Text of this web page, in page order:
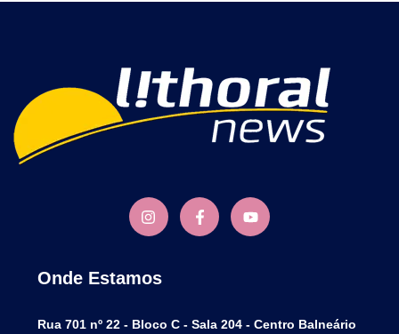
Onde Estamos
Rua 701 nº 22 - Bloco C - Sala 204 - Centro Balneário